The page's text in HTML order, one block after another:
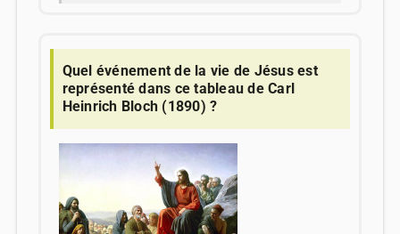
Quel événement de la vie de Jésus est
représenté dans ce tableau de Carl
Heinrich Bloch (1890) ?